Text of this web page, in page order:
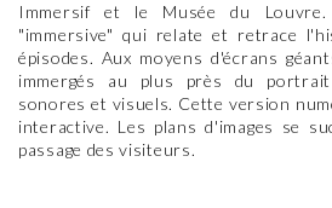
Immersif et le Musée du
"immersive" qui relate et retrace
épisodes. Aux moyens d'écrans
immergés au plus près du
sonores et visuels. Cette version
interactive. Les plans d'images se
passage des visiteurs.